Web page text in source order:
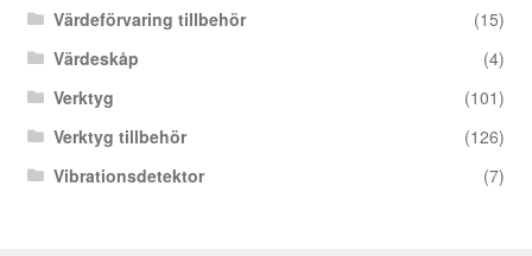
Värdeförvaring tillbehör
(15)
Värdeskåp
(4)
Verktyg
(101)
Verktyg tillbehör
(126)
Vibrationsdetektor
(7)